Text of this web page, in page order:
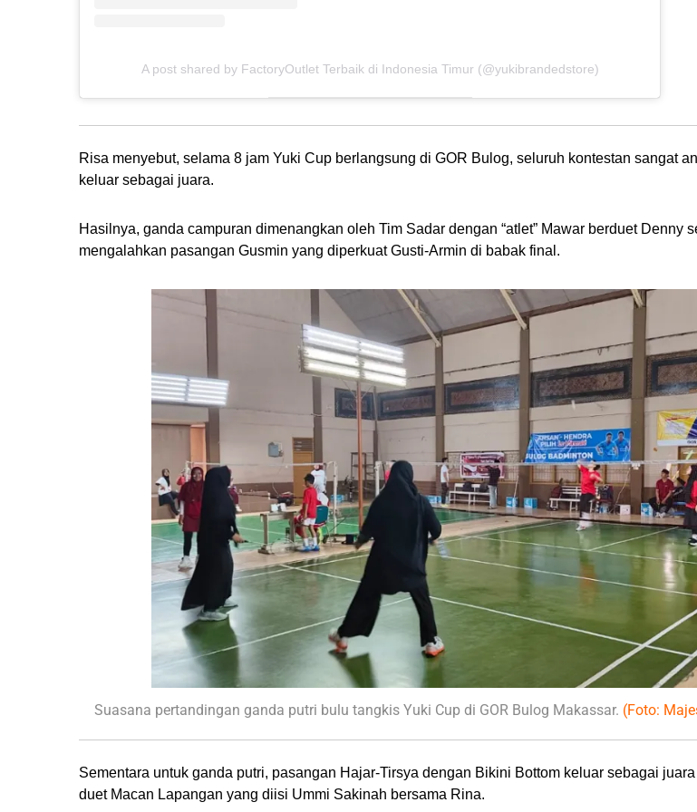
A post shared by FactoryOutlet Terbaik di Indonesia Timur (@yukibrandedstore)
Risa menyebut, selama 8 jam Yuki Cup berlangsung di GOR Bulog, seluruh kontestan sangat
keluar sebagai juara.
Hasilnya, ganda campuran dimenangkan oleh Tim Sadar dengan “atlet” Mawar berduet Denny
mengalahkan pasangan Gusmin yang diperkuat Gusti-Armin di babak final.
Suasana pertandingan ganda putri bulu tangkis Yuki Cup di GOR Bulog Makassar. (Foto:
Sementara untuk ganda putri, pasangan Hajar-Tirsya dengan Bikini Bottom keluar sebagai
duet Macan Lapangan yang diisi Ummi Sakinah bersama Rina.